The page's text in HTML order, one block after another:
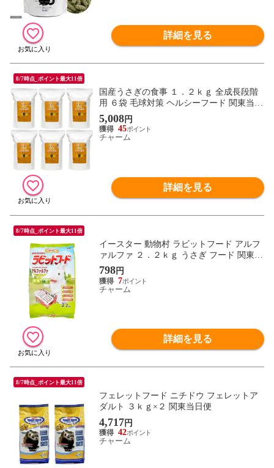
詳細を見る
8/7時点_ポイント最大11倍
国産うさぎの食事 １．２ｋｇ 全成長段階
用 ６袋 毛球対策 ヘルシーフード 関東当日
便
5,008円
45
チャーム
詳細を見る
8/7時点_ポイント最大11倍
イースター 動物村 ラビットフード アルフ
ァルファ ２．２ｋｇ うさぎ フード 関東当
日便
798円
7
チャーム
詳細を見る
8/7時点_ポイント最大11倍
フェレットフード ニチドウ フェレットア
ダルト ３ｋｇ×２ 関東当日便
4,717 円
42
チャーム